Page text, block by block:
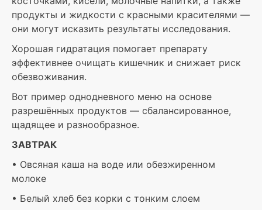
продукты и жидкости с красными красителями —
они могут исказить результаты исследования.
Хорошая гидратация помогает препарату
эффективнее очищать кишечник и снижает риск
обезвоживания.
Вот пример однодневного меню на основе
разрешённых продуктов — сбалансированное,
щадящее и разнообразное.
ЗАВТРАК
• Овсяная каша на воде или обезжиренном
молоке
• Белый хлеб без корки с тонким слоем